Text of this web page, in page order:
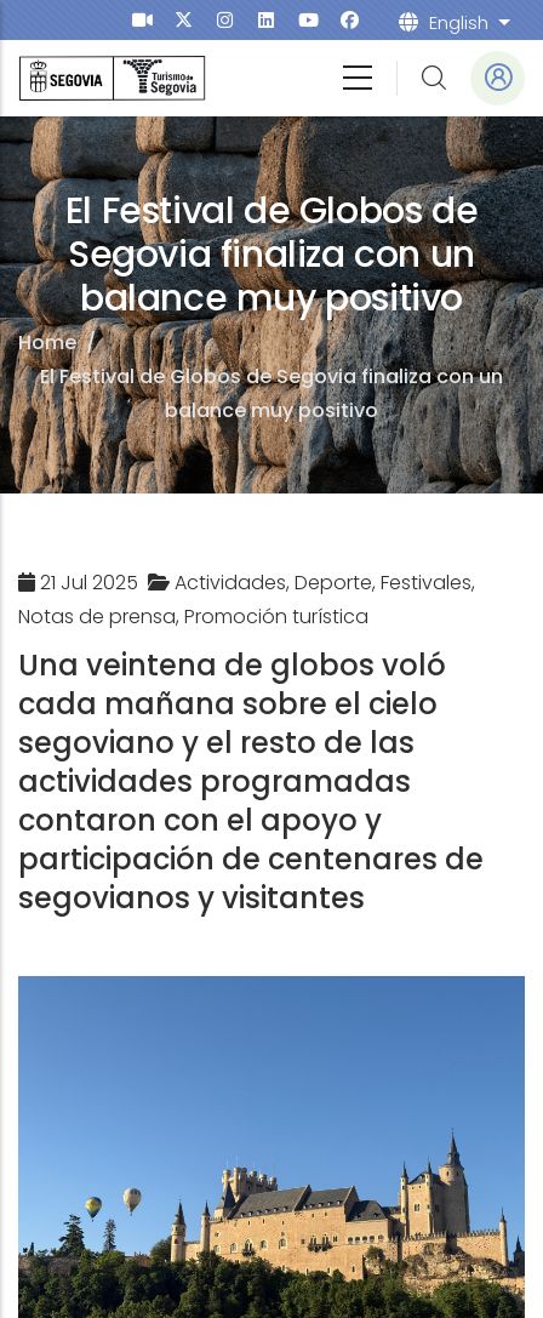
Skip to main content English List
El Festival de Globos de
Segovia finaliza con un
balance muy positivo
Home/
El Festival de Globos de Segovia finaliza con un
balance muy positivo
21 Jul 2025
Actividades, Deporte, Festivales,
Notas de prensa, Promoción turística
Una veintena de globos voló
cada mañana sobre el cielo
segoviano y el resto de las
actividades programadas
contaron con el apoyo y
participación de centenares de
segovianos y visitantes